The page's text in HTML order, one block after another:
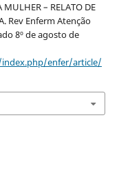
MULHER – RELATO DE
Rev Enferm Atenção
8º de agosto de
enfer/article/